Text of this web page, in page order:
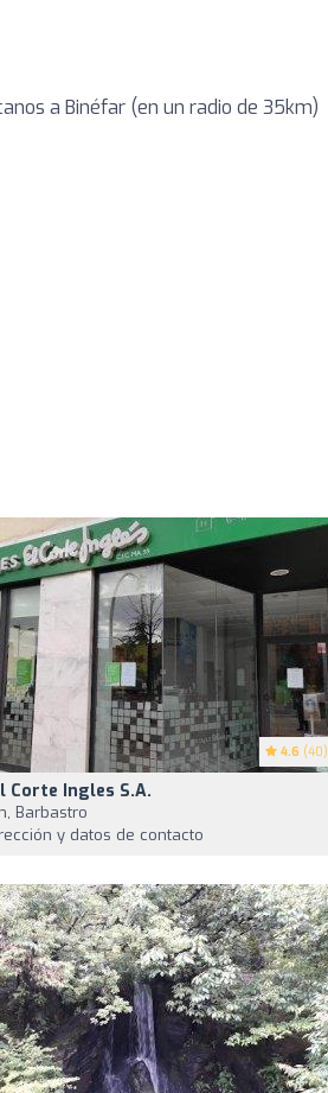
a Binéfar (en un radio de 35km)
4.6 (40)
Corte Ingles S.A.
Barbastro
y datos de contacto